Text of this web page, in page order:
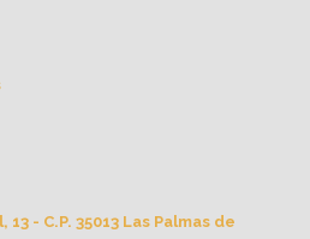
- C.P. 35013 Las Palmas de